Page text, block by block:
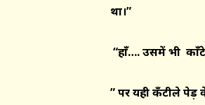
था।”
“हाँ…. उसमें भी काँटे
” पर यहीकँटीलेपेड़